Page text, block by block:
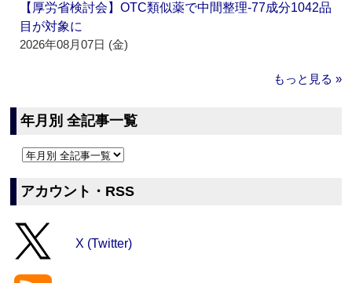
【厚労省検討会】OTC類似薬で中間整理‐77成分1042品
目が対象に
2026年08月07日 (金)
もっと見る »
年月別 全記事一覧
アカウント・RSS
X (Twitter)